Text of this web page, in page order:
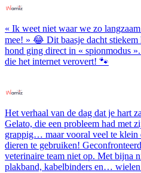
« Ik weet niet waar we zo
mee! » 😂 Dit baasje dacht
hond ging direct in « spionmodus
die het internet verovert! 🐾
Het verhaal van de dag dat je hart
Gelato, die een probleem had met
grappig… maar vooral veel te klein
dieren te gebruiken!
veterinaire team niet op. Met bijna
plakband, kabelbinders en…